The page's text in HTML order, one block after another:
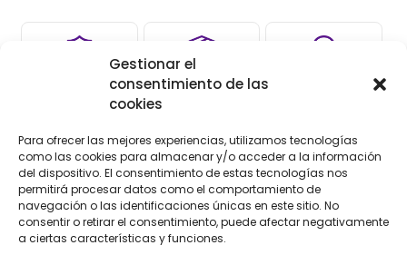
Gestionar el
consentimiento de las
cookies
Para ofrecer las mejores experiencias, utilizamos tecnologías
como las cookies para almacenar y/o acceder a la información
del dispositivo. El consentimiento de estas tecnologías nos
permitirá procesar datos como el comportamiento de
navegación o las identificaciones únicas en este sitio. No
consentir o retirar el consentimiento, puede afectar negativamente
a ciertas características y funciones.
ENVÍO 24-48H
Descripción
Descripción